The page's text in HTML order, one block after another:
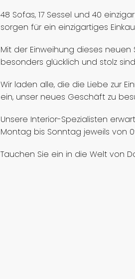
48 Sofas, 17 Sessel und 40
sorgen für ein einzigartiges
Mit der Einweihung dieses
besonders glücklich und stolz
Wir laden alle, die die Liebe zur
ein, unser neues Geschäft zu
Unsere Interior-Spezialisten
Montag bis Sonntag jeweils von
Tauchen Sie ein in die Welt von